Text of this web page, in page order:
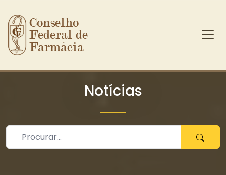
Ir para o conteúdo principal
Conselho
Federal de
Farmácia
Notícias